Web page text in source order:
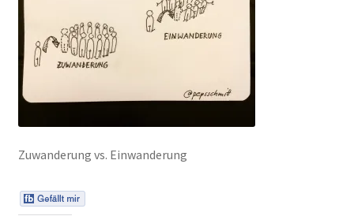
Peps Gedanken
Talks & Tratsch
Alle Beiträge:
Zuwanderung vs. Einwanderung